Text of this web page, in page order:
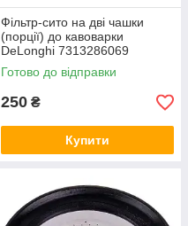
Фільтр-сито на дві чашки
(порції) до кавоварки
DeLonghi 7313286069
Готово до відправки
250 ₴
Купити